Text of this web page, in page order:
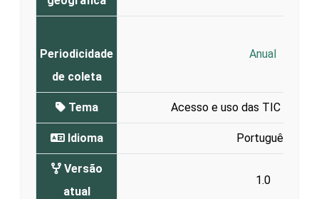
Periodicidade
de coleta
Anual
Tema Acesso e uso das TIC nos
Idioma Português
Versão
atual
1.0